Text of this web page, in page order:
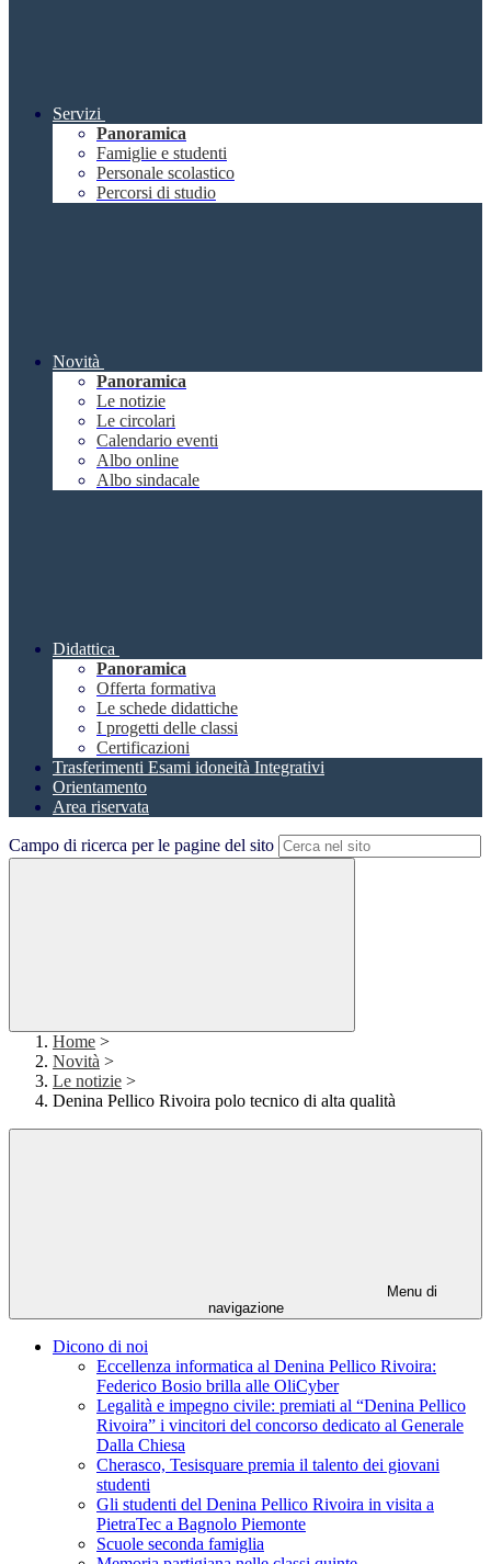
Servizi
Panoramica
Famiglie e studenti
Personale scolastico
Percorsi di studio
Novità
Panoramica
Le notizie
Le circolari
Calendario eventi
Albo online
Albo sindacale
Didattica
Panoramica
Offerta formativa
Le schede didattiche
I progetti delle classi
Certificazioni
Trasferimenti Esami idoneità Integrativi
Orientamento
Area riservata
Campo di ricerca per le pagine del sito
Home >
Novità >
Le notizie >
Denina Pellico Rivoira polo tecnico di alta qualità
Menu di
navigazione
Dicono di noi
Eccellenza informatica al Denina Pellico Rivoira:
Federico Bosio brilla alle OliCyber
Legalità e impegno civile: premiati al “Denina Pellico
Rivoira” i vincitori del concorso dedicato al Generale
Dalla Chiesa
Cherasco, Tesisquare premia il talento dei giovani
studenti
Gli studenti del Denina Pellico Rivoira in visita a
PietraTec a Bagnolo Piemonte
Scuole seconda famiglia